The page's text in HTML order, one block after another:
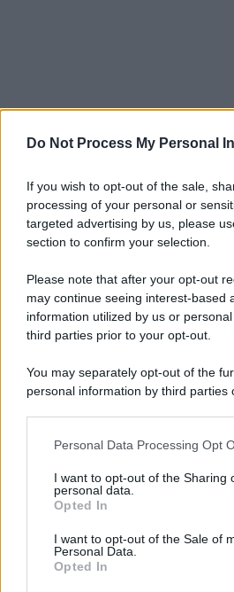
Do Not Process My Personal
If you wish to opt-out of the sale,
processing of your personal or
targeted advertising by us, please
section to confirm your selection.
Please note that after your opt-out
may continue seeing interest-based
information utilized by us or
third parties prior to your opt-out.
You may separately opt-out of the
personal information by third parties
This information may also be
disclose it to other third parties.
Please note that this website/app
services and may gather and store
not limited to your visit or usage
grant or deny consent to Google
Personal Data Processing Opt
I want to opt-out of the Sharing
personal data.
Opted In
I want to opt-out of the Sale of
Personal Data.
Opted In